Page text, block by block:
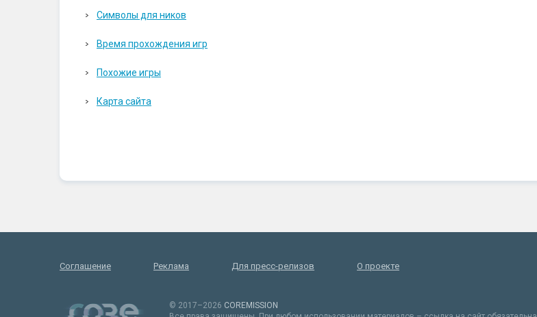
Символы для ников
Время прохождения игр
Похожие игры
Карта сайта
Соглашение Реклама Для пресс-релизов О проекте
© 2017–2026 COREMISSION